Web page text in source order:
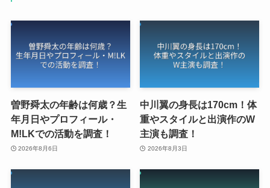
曽野舜太の年齢は何歳？生
年月日やプロフィール・
M!LKでの活動を調査！
2026年8月6日
中川翼の身長は170cm！体
重やスタイルと出演作のW
主演も調査！
2026年8月3日